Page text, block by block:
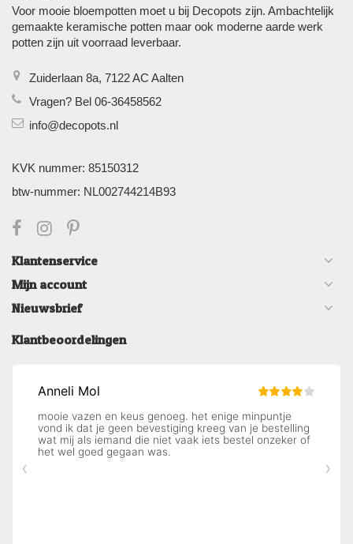
Voor mooie bloempotten moet u bij Decopots zijn. Ambachtelijk
gemaakte keramische potten maar ook moderne aarde werk
potten zijn uit voorraad leverbaar.
Zuiderlaan 8a, 7122 AC Aalten
Vragen? Bel 06-36458562
info@decopots.nl
KVK nummer: 85150312
btw-nummer: NL002744214B93
Klantenservice
Mijn account
Nieuwsbrief
Klantbeoordelingen